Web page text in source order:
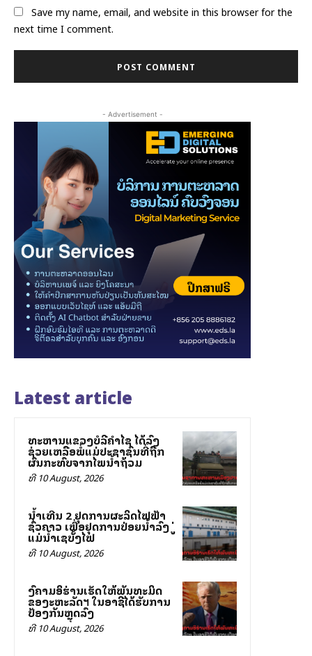
Save my name, email, and website in this browser for the
next time I comment.
- Advertisement -
Latest article
ທະຫານແຂວງບໍລີຄຳໄຊ ໄດ້ລົງ
ຊ່ວຍເຫລືອພໍ່ແມ່ປະຊາຊົນທີ່ຖືກ
ຜົນກະທົບຈາກໄພນ້ຳຖ້ວມ
ທີ 10 August, 2026
ນໍ້າເທີນ 2 ຢຸດການຜະລິດໄຟຟ້າ
ຊົ່ວຄາວ ເພື່ອຢຸດການປ່ອຍນໍ້າລົງສູ່
ແມ່ນໍ້າເຊບັ້ງໄຟ
ທີ 10 August, 2026
ສົງຄາມອິຮ່ານເຮັດໃຫ້ພັນທະມິດ
ຂອງສະຫະລັດฯ ໃນອາຊີໄດ້ຮັບການ
ປ້ອງກັນຫຼຸດລົງ
ທີ 10 August, 2026